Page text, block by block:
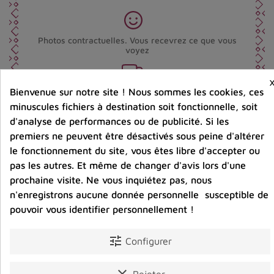
Photos contractuelles. Vous recevrez ce que vous
voyez
Port offert dès 80 € d’achat en France métropolitaine.
100 € pour la Belgique
Entreprise éco-responsable.
Bijoux argent fabriqués sans émission de gaz
carbonique
Partager :
Bienvenue sur notre site ! Nous sommes les cookies, ces
minuscules fichiers à destination soit fonctionnelle, soit
d'analyse de performances ou de publicité. Si les
premiers ne peuvent être désactivés sous peine d'altérer
le fonctionnement du site, vous êtes libre d'accepter ou
pas les autres. Et même de changer d'avis lors d'une
prochaine visite. Ne vous inquiétez pas, nous
n'enregistrons aucune donnée personnelle susceptible de
pouvoir vous identifier personnellement !
tune Configurer